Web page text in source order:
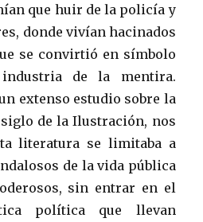
que huir de la policía y
donde vivían hacinados
se convirtió en símbolo
de la mentira.
extenso estudio sobre la
de la Ilustración, nos
literatura se limitaba a
de la vida pública
sin entrar en el
política que llevan